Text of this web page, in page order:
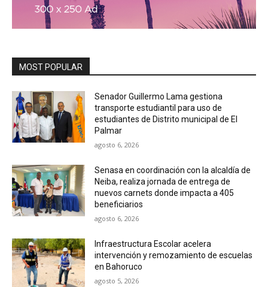
MOST POPULAR
Senador Guillermo Lama gestiona
transporte estudiantil para uso de
estudiantes de Distrito municipal de El
Palmar
agosto 6, 2026
Senasa en coordinación con la alcaldía de
Neiba, realiza jornada de entrega de
nuevos carnets donde impacta a 405
beneficiarios
agosto 6, 2026
Infraestructura Escolar acelera
intervención y remozamiento de escuelas
en Bahoruco
agosto 5, 2026